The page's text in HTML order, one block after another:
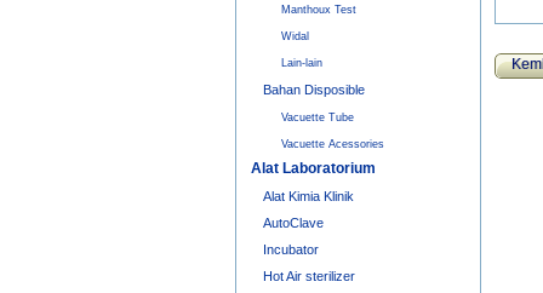
Manthoux Test
Widal
Lain-lain
Bahan Disposible
Vacuette Tube
Vacuette Acessories
Alat Laboratorium
Alat Kimia Klinik
AutoClave
Incubator
Hot Air sterilizer